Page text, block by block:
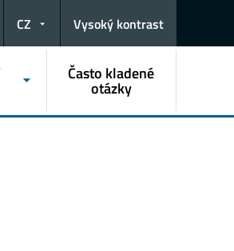
CZ Vysoký kontrast
Často kladené
otázky